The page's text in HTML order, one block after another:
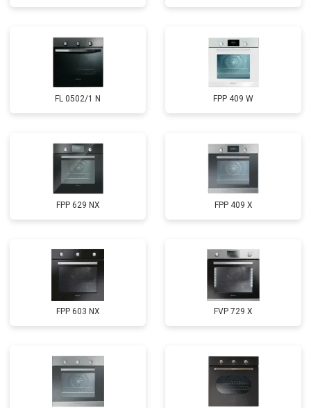
FL 0502/1 N FPP 409 W
FPP 629 NX FPP 409 X
FPP 603 NX FVP 729 X